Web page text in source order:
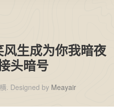
生成为你我暗夜
头暗号
. Designed by Meayair